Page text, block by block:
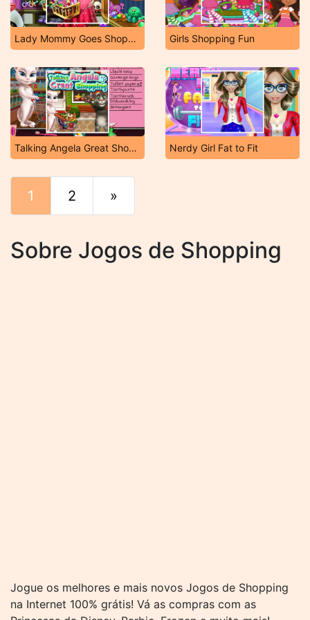
Lady Mommy Goes Shopping Girls Shopping Fun
Talking Angela Great Shopping Nerdy Girl Fat to Fit
1 2 »
Sobre Jogos de Shopping
Jogue os melhores e mais novos Jogos de Shopping
na Internet 100% grátis! Vá as compras com as